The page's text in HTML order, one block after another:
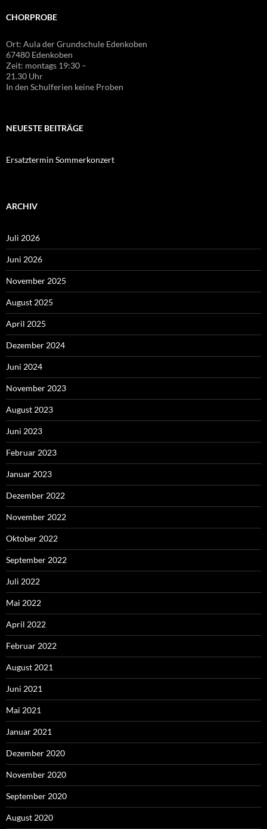
CHORPROBE
Ort: Aula der Grundschule Edenkoben
67480 Edenkoben
Zeit: montags 19:30 –
21.30 Uhr
In den Schulferien keine Proben
NEUESTE BEITRÄGE
Ersatztermin Sommerkonzert
ARCHIV
Juli 2026
Juni 2026
November 2025
August 2025
April 2025
Dezember 2024
Juni 2024
November 2023
August 2023
Juni 2023
Februar 2023
Januar 2023
Dezember 2022
November 2022
Oktober 2022
September 2022
Juli 2022
Mai 2022
April 2022
Februar 2022
August 2021
Juni 2021
Mai 2021
Januar 2021
Dezember 2020
November 2020
September 2020
August 2020